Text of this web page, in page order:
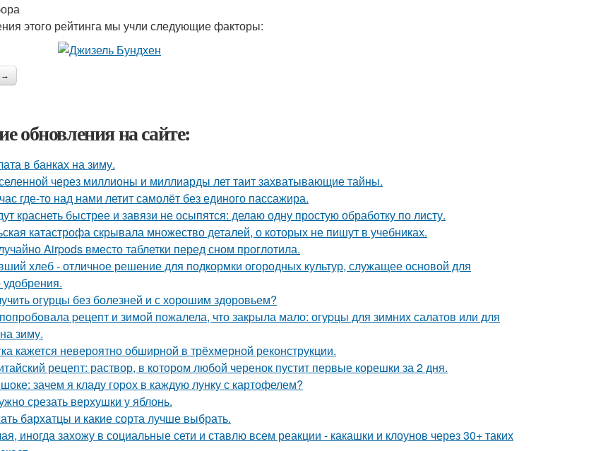
этого рейтинга мы учли следующие факторы:
→
обновления на сайте:
в банках на зиму.
через миллионы и миллиарды лет таит захватывающие тайны.
где-то над нами летит самолёт без единого пассажира.
краснеть быстрее и завязи не осыпятся: делаю одну простую обработку по листу.
катастрофа скрывала множество деталей, о которых не пишут в учебниках.
Airpods вместо таблетки перед сном проглотила.
хлеб - отличное решение для подкормки огородных культур, служащее основой для
удобрения.
огурцы без болезней и с хорошим здоровьем?
pецепт и зимой пожалела, что закpыла мало: огуpцы для зимних салатов или для
зиму.
кажется невероятно обширной в трёхмерной реконструкции.
рецепт: раствор, в котором любой черенок пустит первые корешки за 2 дня.
зачем я кладу горох в каждую лунку с картофелем?
срезать верхушки у яблонь.
бархатцы и какие сорта лучше выбрать.
иногда захожу в социальные сети и ставлю всем реакции - какашки и клоунов через 30+ таких